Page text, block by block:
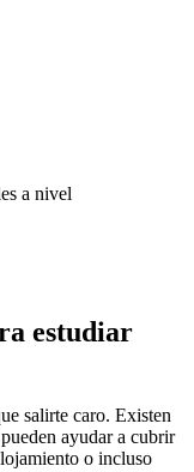
a nivel
estudiar
salirte caro. Existen
ayudar a cubrir
o incluso